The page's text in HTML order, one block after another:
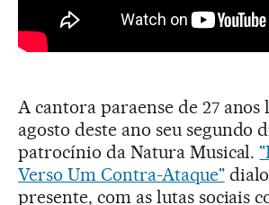
A cantora paraense de 27 anos
agosto deste ano seu segundo
patrocínio da Natura Musical.
Verso Um Contra-Ataque"
presente, com as lutas sociais